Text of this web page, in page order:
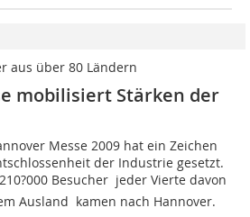
aus über 80 Ländern
mobilisiert Stärken der
Messe 2009 hat ein Zeichen
der Industrie gesetzt.
Besucher  jeder Vierte davon
Ausland  kamen nach Hannover.